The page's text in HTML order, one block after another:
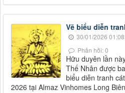
Vẽ biểu diễn
30/01/2026
Phản hồi: 0
Hữu duyên lần
Thế Nhân được
biểu diễn tranh
2026 tại Almaz Vinhomes Long